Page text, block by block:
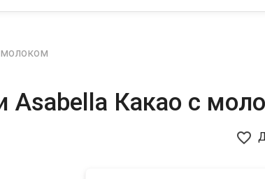
молоком
Asabella Какао с
favorite_border